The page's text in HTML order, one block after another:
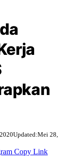
Updated:Mei 28,
Copy Link